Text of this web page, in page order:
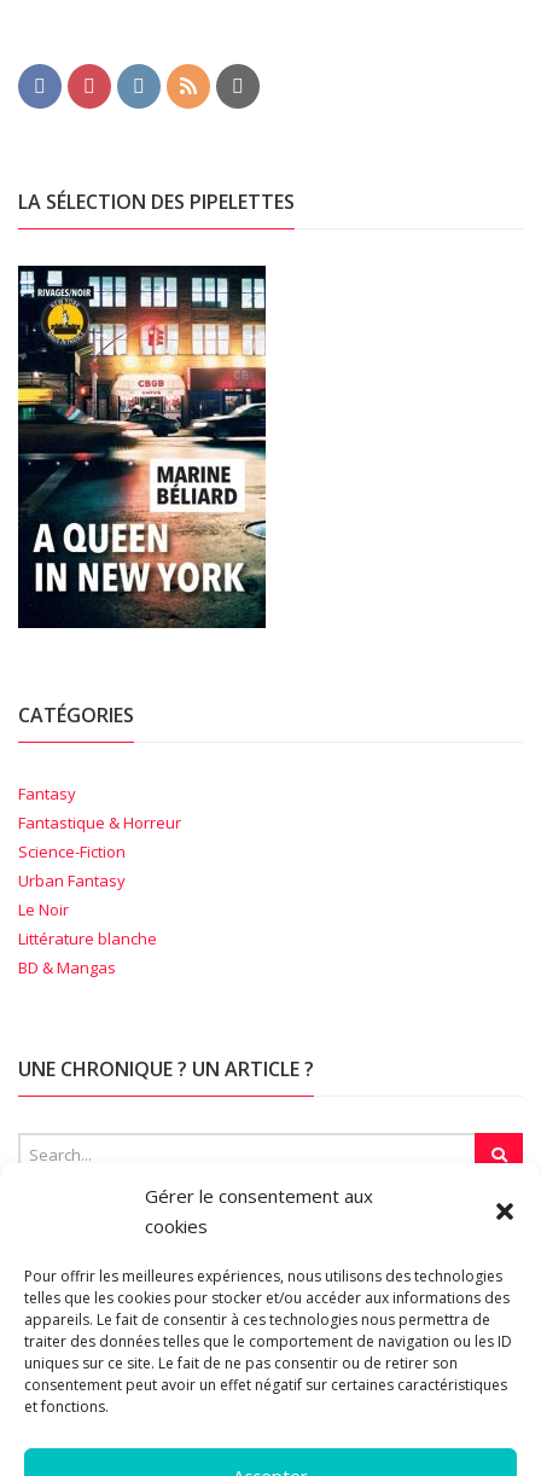
Gérer le consentement aux
cookies
Pour offrir les meilleures expériences, nous utilisons des technologies
telles que les cookies pour stocker et/ou accéder aux informations des
appareils. Le fait de consentir à ces technologies nous permettra de
traiter des données telles que le comportement de navigation ou les ID
uniques sur ce site. Le fait de ne pas consentir ou de retirer son
consentement peut avoir un effet négatif sur certaines caractéristiques
et fonctions.
LA SÉLECTION DES PIPELETTES
CATÉGORIES
Fantasy
Fantastique & Horreur
Science-Fiction
Urban Fantasy
Le Noir
Littérature blanche
BD & Mangas
UNE CHRONIQUE ? UN ARTICLE ?
SUR LA TOILE…
Blogroll